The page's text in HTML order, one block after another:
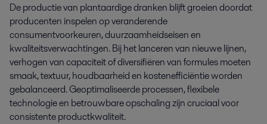
De productie van plantaardige dranken blijft groeien doordat
producenten inspelen op veranderende
consumentvoorkeuren, duurzaamheidseisen en
kwaliteitsverwachtingen. Bij het lanceren van nieuwe lijnen,
verhogen van capaciteit of diversifiëren van formules moeten
smaak, textuur, houdbaarheid en kostenefficiëntie worden
gebalanceerd. Geoptimaliseerde processen, flexibele
technologie en betrouwbare opschaling zijn cruciaal voor
consistente productkwaliteit.